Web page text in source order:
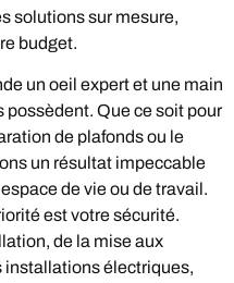
solutions sur mesure,
budget.
un oeil expert et une main
Que ce soit pour
de plafonds ou le
un résultat impeccable
de vie ou de travail.
est votre sécurité.
de la mise aux
installations électriques,